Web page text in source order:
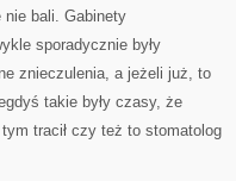
ZABIEGI
bali. Gabinety
sporadycznie były
znieczulenia, a jeżeli już, to
takie były czasy, że
tracił czy też to stomatolog